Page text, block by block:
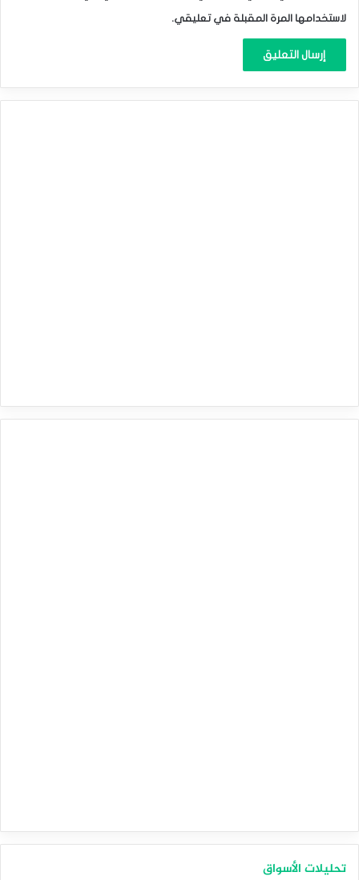
لاستخدامها المرة المقبلة في تعليقي.
تحليلات الأسواق